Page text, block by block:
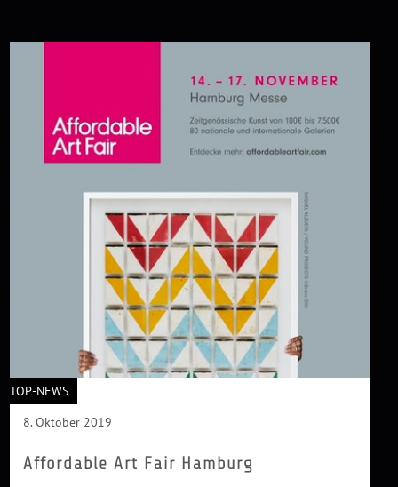
TOP-NEWS
8. Oktober 2019
Affordable Art Fair Hamburg